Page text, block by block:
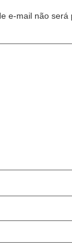
e-mail não será